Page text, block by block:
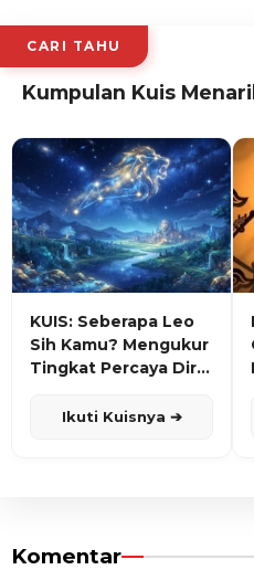
CARI TAHU
Kumpulan Kuis
KUIS: Seberapa Leo
Sih Kamu? Mengukur
Tingkat Percaya Diri
Ikuti Kuisnya ➔
Komentar